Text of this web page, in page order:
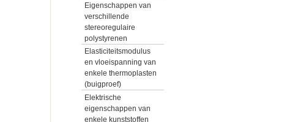
Eigenschappen van
verschillende
stereoregulaire
polystyrenen
Elasticiteitsmodulus
en vloeispanning van
enkele thermoplasten
(buigproef)
Elektrische
eigenschappen van
enkele kunststoffen